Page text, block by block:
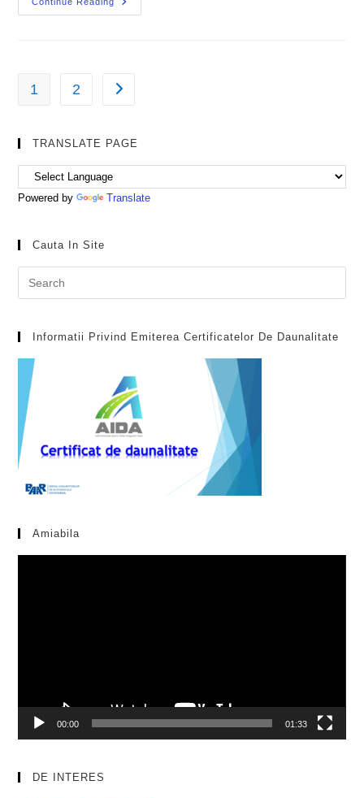
De
1 2 Go to the next page
TRANSLATE PAGE
Powered by Translate
Cauta In Site
Informatii Privind Emiterea Certificatelor De Daunalitate
Amiabila
00:00 01:33
DE INTERES